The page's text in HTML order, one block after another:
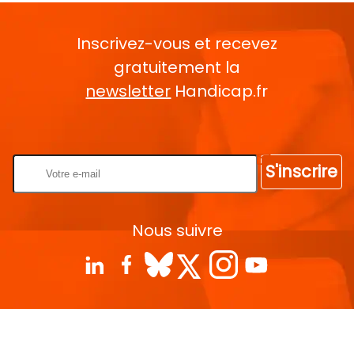
Inscrivez-vous et recevez
gratuitement la
newsletter Handicap.fr
S'inscrire
Nous suivre